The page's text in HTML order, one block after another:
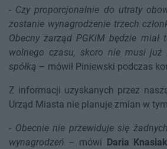
- Czy proporcjonalnie do utraty
zostanie wynagrodzenie trzech
Obecny zarząd PGKiM będzie miał
wolnego czasu, skoro nie musi już
spółką – mówił Piniewski podczas
Z informacji uzyskanych przez
Urząd Miasta nie planuje zmian w
- Obecnie nie przewiduje się
wynagrodzeń – mówi Daria Knasiak